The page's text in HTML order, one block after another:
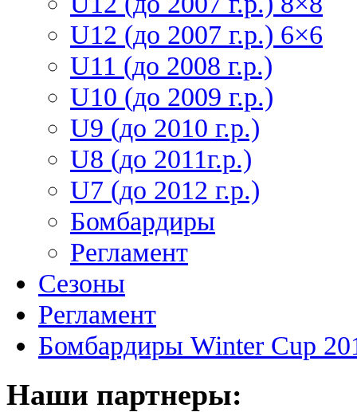
U12 (до 2007 г.р.) 6×6
U11 (до 2008 г.р.)
U10 (до 2009 г.р.)
U9 (до 2010 г.р.)
U8 (до 2011г.р.)
U7 (до 2012 г.р.)
Бомбардиры
Регламент
Сезоны
Регламент
Бомбардиры Winter Cup
Наши партнеры: